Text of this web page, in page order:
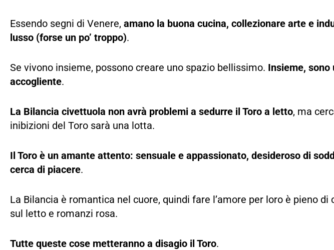
Essendo segni di Venere, amano la buona cucina, collezionare arte e
lusso (forse un po’ troppo).
Se vivono insieme, possono creare uno spazio bellissimo. Insieme, sono
accogliente.
La Bilancia civettuola non avrà problemi a sedurre il Toro a letto, ma
inibizioni del Toro sarà una lotta.
Il Toro è un amante attento: sensuale e appassionato, desideroso di
cerca di piacere.
La Bilancia è romantica nel cuore, quindi fare l’amore per loro è pieno di
sul letto e romanzi rosa.
Tutte queste cose metteranno a disagio il Toro.